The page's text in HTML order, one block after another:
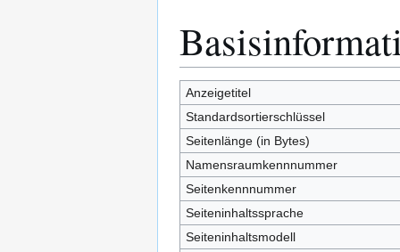
Navigation
Suche
Anzeigetitel
Standardsortierschlüssel
Seitenlänge (in Bytes)
Namensraumkennnummer
Seitenkennnummer
Seiteninhaltssprache
Seiteninhaltsmodell